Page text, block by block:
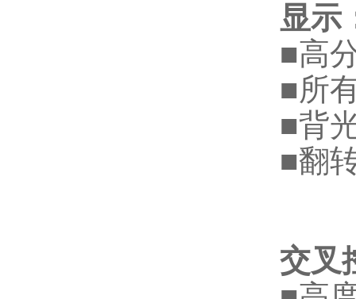
显示
■高
■所
■背
■翻
交叉